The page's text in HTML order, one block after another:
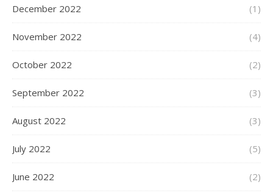
December 2022 (1)
November 2022 (4)
October 2022 (2)
September 2022 (3)
August 2022 (3)
July 2022 (5)
June 2022 (2)